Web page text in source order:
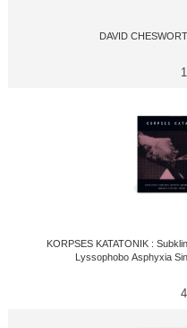
DAVID
KORPSES KATATONIK :
Lyssophobo Asphyxia